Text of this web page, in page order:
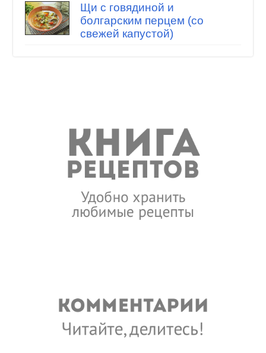
Щи с говядиной и
болгарским перцем (со
свежей капустой)